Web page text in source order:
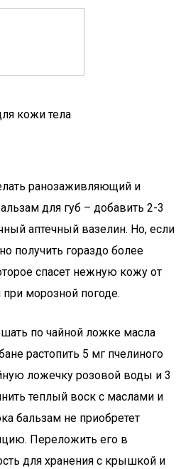
кожи тела
ранозаживляющий и
для губ – добавить 2-3
аптечный вазелин. Но, если
получить гораздо более
спасет нежную кожу от
при морозной погоде.
по чайной ложке масла
растопить 5 мг пчелиного
ложечку розовой воды и 3
теплый воск с маслами и
бальзам не приобретет
Переложить его в
для хранения с крышкой и